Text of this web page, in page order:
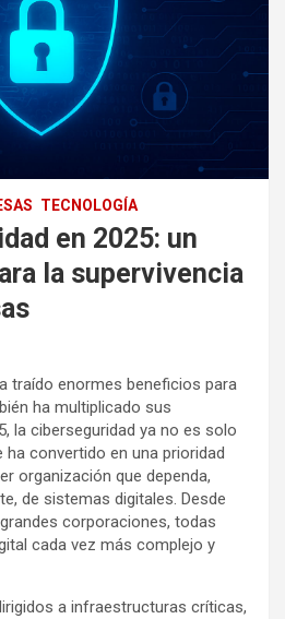
TECNOLOGÍA
en 2025: un
la supervivencia
traído enormes beneficios para
ha multiplicado sus
la ciberseguridad ya no es solo
convertido en una prioridad
organización que dependa,
de sistemas digitales. Desde
corporaciones, todas
cada vez más complejo y
a infraestructuras críticas,